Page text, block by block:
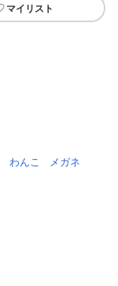
マイリスト
わんこ メガネ